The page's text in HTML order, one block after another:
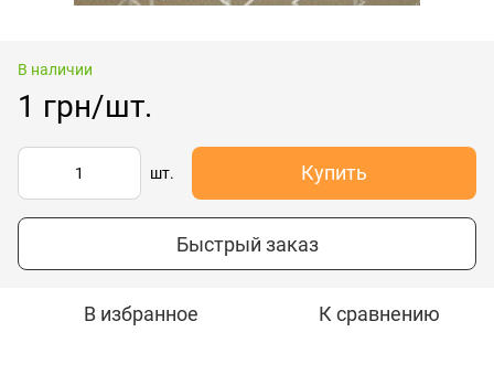
В наличии
1 грн/шт.
шт. Купить
Быстрый заказ
В избранное К сравнению